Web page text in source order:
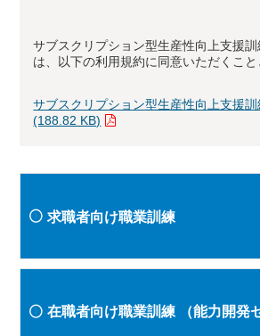
サブスクリプション型生産性向上支援
は、以下の利用規約に同意いただくこと
サブスクリプション型生産性向上支援
(188.82 KB)
求職者向け職業訓練
在職者向け職業訓練 （能力開発